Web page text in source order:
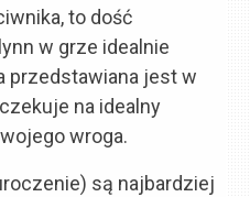
to dość
w grze idealnie
przedstawiana jest w
na idealny
wroga.
są najbardziej